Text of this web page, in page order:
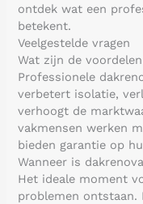
ontdek wat een
betekent.
Veelgestelde vragen
Wat zijn de
Professionele
verbetert isolatie,
verhoogt de
vakmensen werken
bieden garantie op
Wanneer is
Het ideale moment
problemen ontstaan.